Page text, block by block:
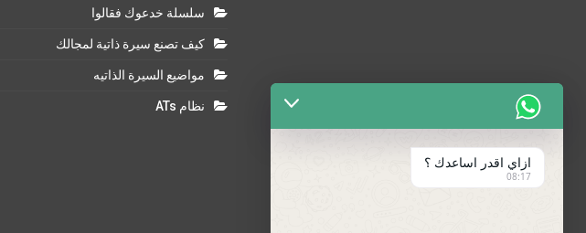
سلسلة خدعوك فقالوا
كيف تصنع سيرة ذاتية لمجالك
مواضيع السيرة الذاتيه
نظام ATs
ازاي اقدر اساعدك ؟
08:17